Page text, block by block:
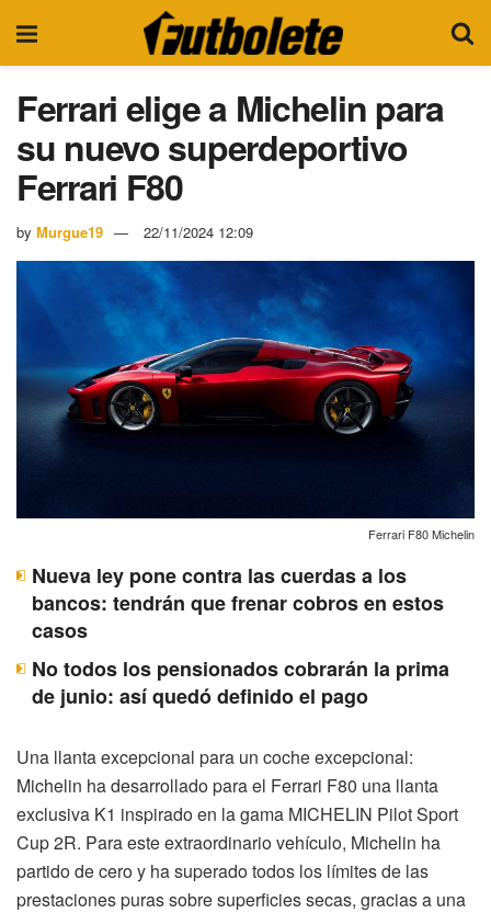
Ferrari elige a Michelin para
su nuevo superdeportivo
Ferrari F80
by Murgue19 22/11/2024 12:09
Ferrari F80 Michelin
Nueva ley pone contra las cuerdas a los
bancos: tendrán que frenar cobros en estos
casos
No todos los pensionados cobrarán la prima
de junio: así quedó definido el pago
Una llanta excepcional para un coche excepcional:
Michelin ha desarrollado para el Ferrari F80 una llanta
exclusiva K1 inspirado en la gama MICHELIN Pilot Sport
Cup 2R. Para este extraordinario vehículo, Michelin ha
partido de cero y ha superado todos los límites de las
prestaciones puras sobre superficies secas, gracias a una